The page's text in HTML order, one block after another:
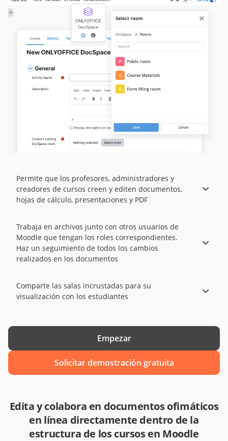
Permite que los profesores, administradores y
creadores de cursos creen y editen documentos,
hojas de cálculo, presentaciones y PDF
Trabaja en archivos junto con otros usuarios de
Moodle que tengan los roles correspondientes.
Haz un seguimiento de todos los cambios
realizados en los documentos
Comparte las salas incrustadas para su
visualización con los estudiantes
Empezar
Solicitar demostración gratuita
Edita y colabora en documentos ofimáticos
en línea directamente dentro de la
estructura de los cursos en Moodle